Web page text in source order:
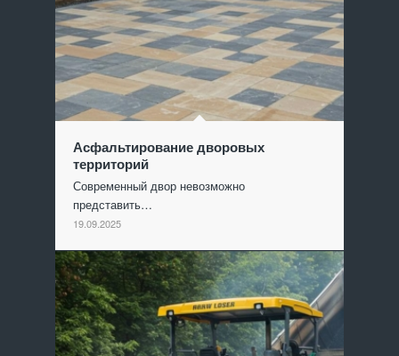
Асфальтирование дворовых
территорий
Современный двор невозможно
представить…
19.09.2025